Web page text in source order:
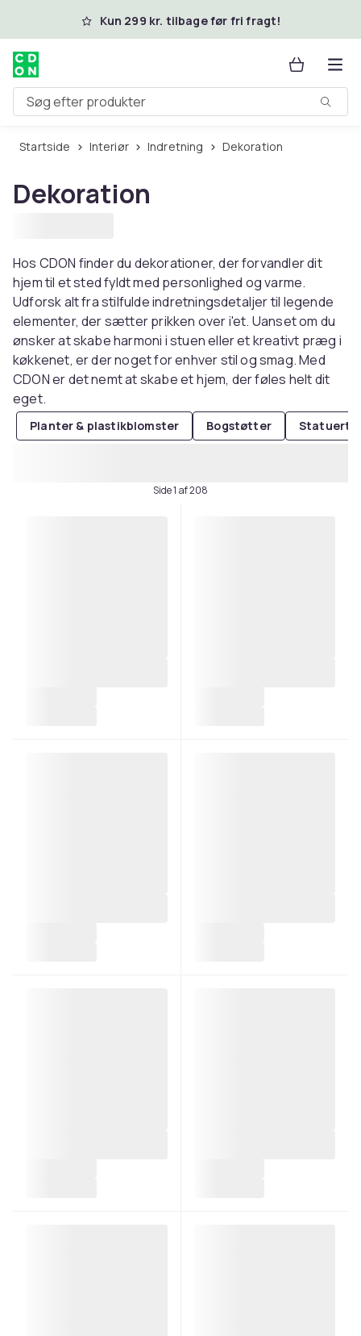
Spring til hovedindhold
Kun 299 kr. tilbage før fri fragt!
Søg efter produkter
Startside Interiør Indretning Dekoration
Dekoration
Hos CDON finder du dekorationer, der forvandler dit
hjem til et sted fyldt med personlighed og varme.
Udforsk alt fra stilfulde indretningsdetaljer til legende
elementer, der sætter prikken over i'et. Uanset om du
ønsker at skabe harmoni i stuen eller et kreativt præg i
køkkenet, er der noget for enhver stil og smag. Med
CDON er det nemt at skabe et hjem, der føles helt dit
eget.
Planter & plastikblomster Bogstøtter
Side 1 af 208